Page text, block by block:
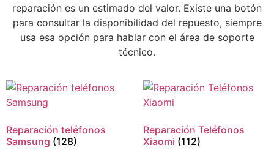
reparación es un estimado del valor. Existe una botón
para consultar la disponibilidad del repuesto, siempre
usa esa opción para hablar con el área de soporte
técnico.
Reparación teléfonos
Samsung (128)
Reparación Teléfonos
Xiaomi (112)